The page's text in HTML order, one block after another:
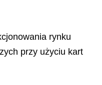
rynku
przy użyciu kart